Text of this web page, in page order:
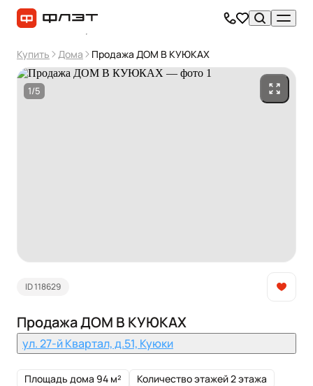
Купить Дома Продажа ДОМ В КУЮКАХ
1/5
ID 118629
Продажа ДОМ В КУЮКАХ
ул. 27-й Квартал, д.51, Куюки
Площадь дома 94 м² Количество этажей 2 этажа